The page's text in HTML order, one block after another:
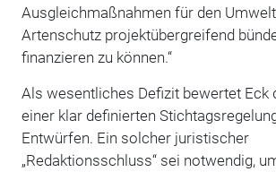
Ausgleichmaßnahmen für den
Artenschutz projektübergreifend
finanzieren zu können.“
Als wesentliches Defizit bewertet Eck
einer klar definierten
Entwürfen. Ein solcher juristischer
„Redaktionsschluss“ sei notwendig,